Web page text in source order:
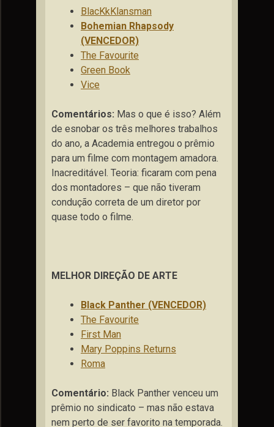
BlacKkKlansman
Bohemian Rhapsody
(VENCEDOR)
The Favourite
Green Book
Vice
Comentários: Mas o que é isso? Além
de esnobar os três melhores trabalhos
do ano, a Academia entregou o prêmio
para um filme com montagem amadora.
Inacreditável. Teoria: ficaram com pena
dos montadores – que não tiveram
condução correta de um diretor por
quase todo o filme.
MELHOR DIREÇÃO DE ARTE
Black Panther (VENCEDOR)
The Favourite
First Man
Mary Poppins Returns
Roma
Comentário: Black Panther venceu um
prêmio no sindicato – mas não estava
nem perto de ser favorito na temporada.